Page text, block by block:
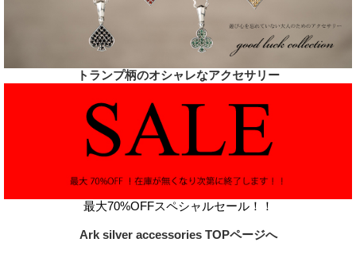
トランプ柄のオシャレなアクセサリー
最大70%OFFスペシャルセール！！
Ark silver accessories TOPページへ